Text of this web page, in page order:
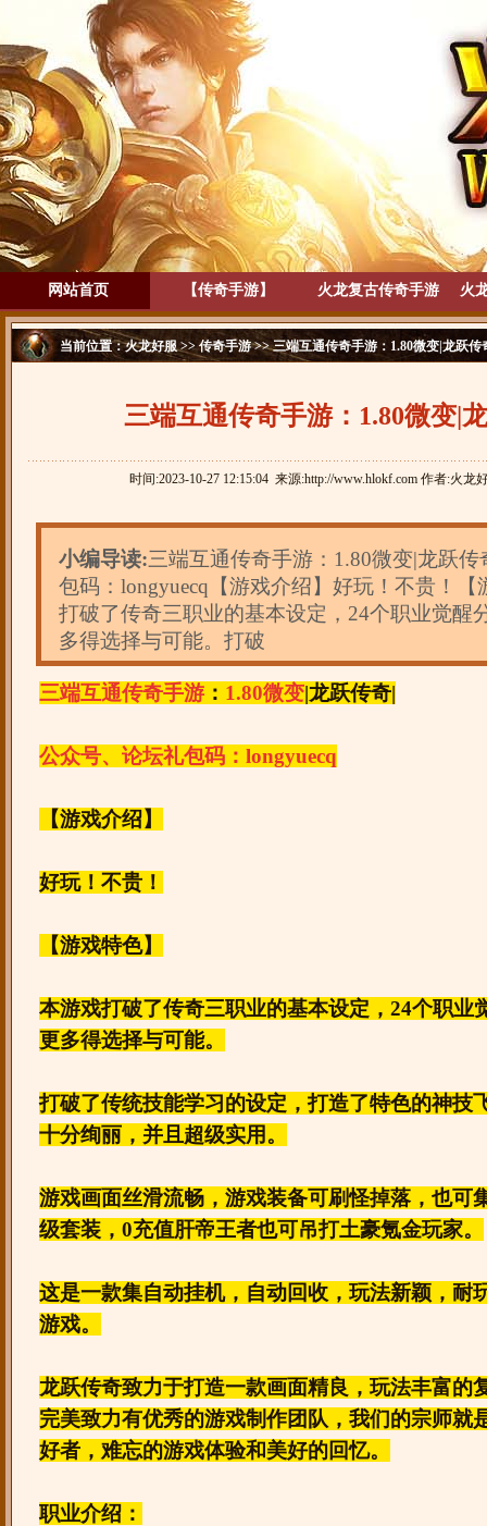
网站首页 【传奇手游】 火龙复古传奇手游 火
当前位置：火龙好服>>传奇手游>> 三端互通传奇手游：1.80微变|龙跃传
三端互通传奇手游：1.80微变|
时间:2023-10-27 12:15:04 来源:http://www.hlokf.com 作者:火龙
小编导读:三端互通传奇手游：1.80微变|龙跃
包码：longyuecq【游戏介绍】好玩！不贵！【
打破了传奇三职业的基本设定，24个职业觉醒
多得选择与可能。打破
三端互通传奇手游： 1.80微变|龙跃传奇|
公众号、论坛礼包码：longyuecq
【游戏介绍】
好玩！不贵！
【游戏特色】
本游戏打破了传奇三职业的基本设定，24个职业
更多得选择与可能。
打破了传统技能学习的设定，打造了特色的神技
十分绚丽，并且超级实用。
游戏画面丝滑流畅，游戏装备可刷怪掉落，也可
级套装，0充值肝帝王者也可吊打土豪氪金玩家。
这是一款集自动挂机，自动回收，玩法新颖，耐
游戏。
龙跃传奇致力于打造一款画面精良，玩法丰富的
完美致力有优秀的游戏制作团队，我们的宗师就
好者，难忘的游戏体验和美好的回忆。
职业介绍：